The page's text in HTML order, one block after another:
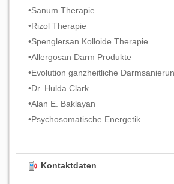
•Sanum Therapie
•Rizol Therapie
•Spenglersan Kolloide Therapie
•Allergosan Darm Produkte
•Evolution ganzheitliche
•Dr. Hulda Clark
•Alan E. Baklayan
•Psychosomatische Energetik
Kontaktdaten